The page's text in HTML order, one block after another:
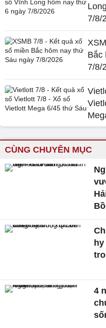
7/8/
Bắc
7/8/
CÙNG CHUYÊN MỤC
Bồ
4